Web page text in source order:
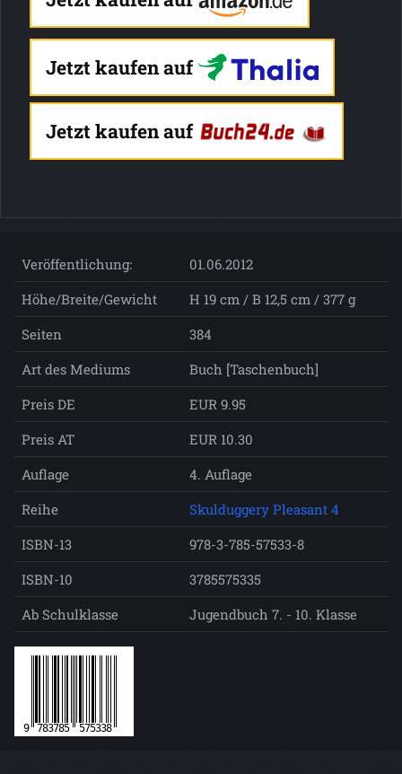
Jetzt kaufen auf
Jetzt kaufen auf
Veröffentlichung:
01.06.2012
Höhe/Breite/Gewicht
H 19 cm / B 12,5 cm / 377 g
Seiten
384
Art des Mediums
Buch [Taschenbuch]
Preis DE
EUR 9.95
Preis AT
EUR 10.30
Auflage
4. Auflage
Reihe
Skulduggery Pleasant 4
ISBN-13
978-3-785-57533-8
ISBN-10
3785575335
Ab Schulklasse
Jugendbuch 7. - 10. Klasse